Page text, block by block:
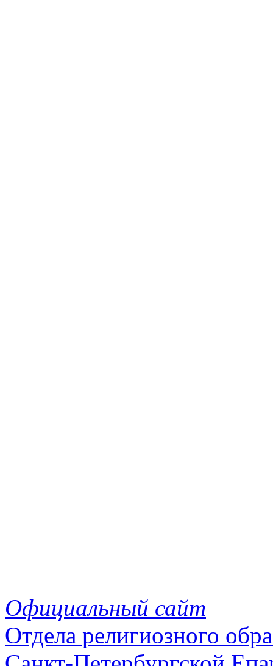
Официальный сайт
Отдела религиозного